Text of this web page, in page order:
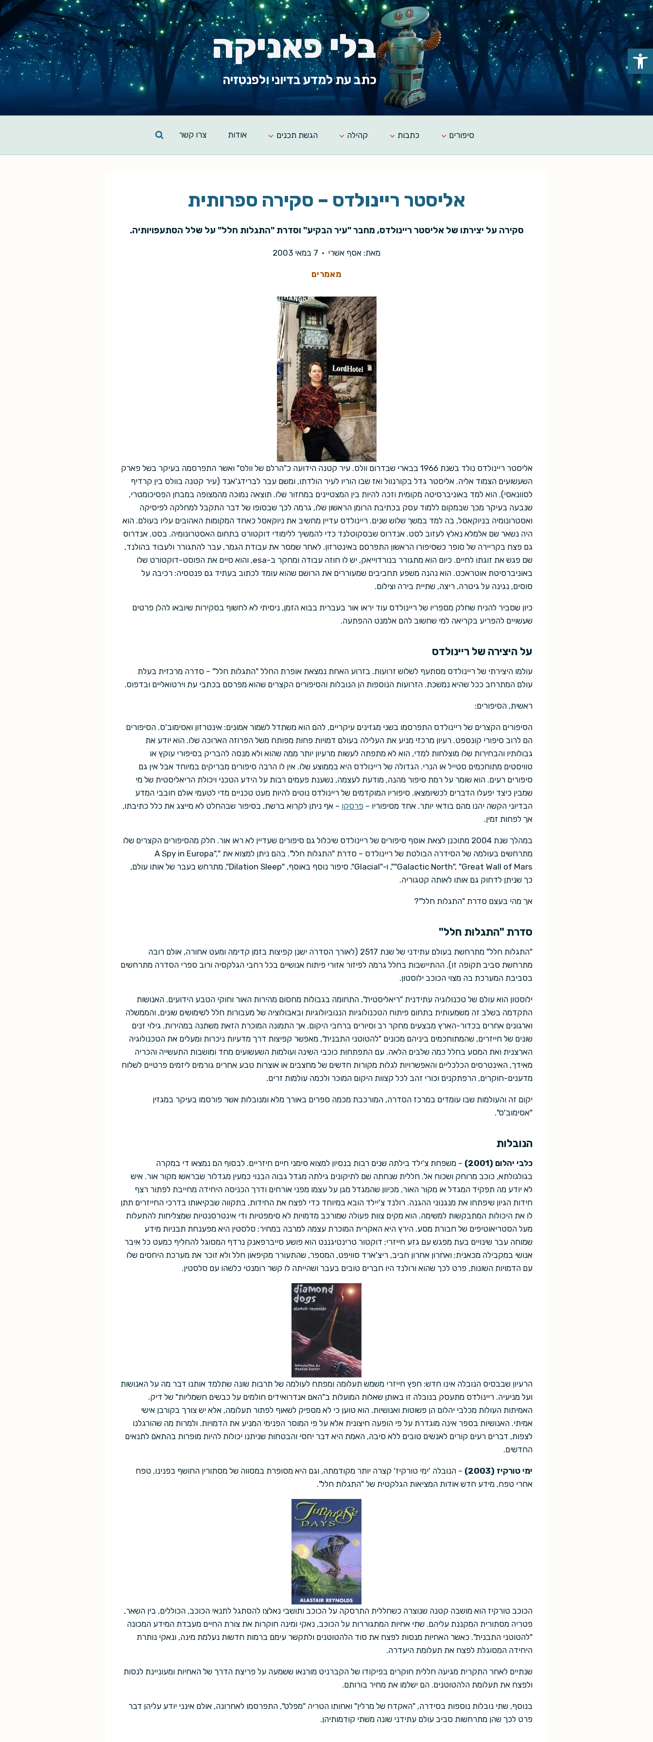
Skip
content
בלי פאניקה
כתב עת למדע בדיוני ולפנטזיה
סיפורים כתבות קהילה הגשת תכנים אודות צרו קשר
אליסטר ריינולדס – סקירה ספרותית
סקירה על יצירתו של אליסטר ריינולדס, מחבר "עיר הבקיע" וסדרת "התגלות חלל" על שלל הסתעפויותיה.
מאת: אסף אשרי 7 במאי 2003
מאמרים
אליסטר ריינולדס נולד בשנת 1966 בבארי שבדרום וולס. עיר קטנה הידועה כ"הרלם של וולס" ואשר התפרסמה בעיקר בשל פארק
השעשועים הצמוד אליה. אליסטר גדל בקורנוול ואז שבו הוריו לעיר הולדתו, ומשם עבר לברידג'אנד (עיר קטנה בוולס בין קרדיף
לסוונאסי). הוא למד באוניברסיטה מקומית וזכה להיות בין המצטיינים במחזור שלו. תוצאה נמוכה מהמצופה במבחן הפסיכומטרי,
שנבעה בעיקר מכך שבמקום ללמוד עסק בכתיבת הרומן הראשון שלו, גרמה לכך שבסופו של דבר התקבל למחלקה לפיסיקה
ואסטרונומיה בניוקאסל, בה למד במשך שלוש שנים. ריינולדס עדיין מחשיב את ניוקאסל כאחד המקומות האהובים עליו בעולם. הוא
היה נשאר שם אלמלא נאלץ לעזוב לסט. אנדרוס שבסקוטלנד כדי להמשיך ללימודי דוקטורט בתחום האסטרונומיה. בסט. אנדרוס
גם פצח בקריירה של סופר כשסיפורו הראשון התפרסם באינטרזון. לאחר שמסר את עבודת הגמר, עבר להתגורר ולעבוד בהולנד,
שם פגש את זוגתו לחיים. כיום הוא מתגורר בנורדוייאק, יש לו חוזה עבודה ומחקר ב-esa, והוא סיים את הפוסט-דוקטורט שלו
באוניברסיטת אוטראכט. הוא נהנה משפע תחביבים שמעוררים את הרושם שהוא עומד לכתוב בעתיד גם פנטסיה: רכיבה על
סוסים, נגינה על גיטרה, ריצה, שתיית בירה וצילום.
כיון שסביר להניח שחלק מספריו של ריינולדס עוד יראו אור בעברית בבוא הזמן, ניסיתי לא לחשוף בסקירות שיובאו להלן פרטים
שעשויים להפריע בקריאה למי שחשוב להם אלמנט ההפתעה.
על היצירה של ריינולדס
עולמו היצירתי של ריינולדס מסתעף לשלוש זרועות. בזרוע האחת נמצאת אופרת החלל "התגלות חלל" – סדרה מרכזית בעלת
עולם המתרחב ככל שהיא נמשכת. הזרועות הנוספות הן הנובלות והסיפורים הקצרים שהוא מפרסם בכתבי עת וירטואליים ובדפוס.
ראשית, הסיפורים:
הסיפורים הקצרים של ריינולדס התפרסמו בשני מגזינים עיקריים, להם הוא משתדל לשמור אמונים: אינטרזון ואסימוב'ס. הסיפורים
הם לרוב סיפורי קונספט. רעיון מרכזי מניע את העלילה בעולם דמויות פחות מפותח משל הפרוזה הארוכה שלו. הוא יודע את
גבולותיו והבחירות שלו מוצלחות למדי, הוא לא מתפתה לעשות מרעיון יותר ממה שהוא ולא מנסה להבריק בסיפורי עוקץ או
טוויסטים מתוחכמים סטייל או הנרי. הגדולה של ריינולדס היא בממוצע שלו. אין לו הרבה סיפורים מבריקים במיוחד אבל אין גם
סיפורים רעים. הוא שומר על רמת סיפור מהנה, מודעת לעצמה, נשענת פעמים רבות על הידע הטכני ויכולת הריאליסטית של מי
שמבין כיצד יפעלו הדברים לכשיומצאו. סיפוריו המוקדמים של ריינולדס נוטים להיות מעט טכניים מדי לטעמי אולם חובבי המדע
הבדיוני הקשה יהנו מהם בודאי יותר. אחד מסיפוריו – פרסקו – אף ניתן לקרוא ברשת, בסיפור שבהחלט לא מייצג את כלל כתיבתו,
אך לפחות זמין.
במהלך שנת 2004 מתוכנן לצאת אוסף סיפורים של ריינולדס שיכלול גם סיפורים שעדיין לא ראו אור. חלק מהסיפורים הקצרים שלו
מתרחשים בעולמה של הסידרה הבולטת של ריינולדס – סדרת "התגלות חלל". בהם ניתן למצוא את "A Spy in Europa",
"Galactic North", "Great Wall of Mars", ו-"Glacial". סיפור נוסף באוסף, "Dilation Sleep", מתרחש בעבר של אותו עולם,
כך שניתן לדחוק גם אותו לאותה קטגוריה.
אך מהי בעצם סדרת "התגלות חלל"?
סדרת "התגלות חלל"
"התגלות חלל" מתרחשת בעולם עתידני של שנת 2517 (לאורך הסדרה ישנן קפיצות בזמן קדימה ומעט אחורה, אולם רובה
מתרחשת סביב תקופה זו). ההתיישבות בחלל גרמה לפיזור אזורי פיתוח אנושיים בכל רחבי הגלקסיה ורוב ספרי הסדרה מתרחשים
בסביבת המערכת בה מצוי הכוכב ילוסטון.
ילוסטון הוא עולם של טכנולוגיה עתידנית "ריאליסטית", התחומה בגבולות מחסום מהירות האור וחוקי הטבע הידועים. האנושות
התקדמה בשלב זה משמעותית בתחום פיתוח הטכנולוגיות הננוביולוגיות ובאבולוציה של מעבורות חלל לשימושים שונים, והממשלה
וארגונים אחרים בכדור-הארץ מבצעים מחקר רב וסיורים ברחבי היקום. אך התמונה המוכרת הזאת משתנה במהירות. גילוי זנים
שונים של חייזרים, שהמתוחכמים ביניהם מכונים "להטוטני התבנית", מאפשר קפיצות דרך מדעיות ניכרות ומעלים את הטכנולוגיה
הארצנית ואת המסע בחלל כמה שלבים הלאה. עם התפתחות כוכבי השינה ועולמות השעשועים מחד ומושבות התעשייה והכריה
מאידך, האינטרסים הכלכליים והאפשרויות לגלות מקורות חדשים של מחצבים או אוצרות טבע אחרים גורמים ליזמים פרטיים לשלוח
מדענים-חוקרים, הרפתקנים וכורי זהב לכל קצוות היקום המוכר ולכמה עולמות זרים.
יקום זה והעולמות שבו עומדים במרכז הסדרה, המורכבת מכמה ספרים באורך מלא ומנובלות אשר פורסמו בעיקר במגזין
"אסימוב'ס".
הנובלות
כלבי יהלום (2001)
– משפחת צ'ילד בילתה שנים רבות בנסיון למצוא סימני חיים חיזריים. לבסוף הם נמצאו די במקרה
בגולגולתא, כוכב מרוחק ושכוח אל. חללית שנחתה שם לתיקונים גילתה מגדל גבוה הבנוי כמעין מגדלור שבראשו מקור אור. איש
לא יודע מה תפקיד המגדל או מקור האור, מכיוון שהמגדל מגן על עצמו מפני אורחים ודרך הכניסה היחידה מחייבת לפתור רצף
חידות הגיון שיפתחו את מנגנוני ההגנה. רולנד צ'יילד הובא במיוחד כדי לפצח את החידות, בתקווה שבקיאותו בדרכי החייזרים תתן
לו את היכולות המתבקשות למשימה. הוא מקים צוות פעולה שמורכב מדמויות לא סימפטיות ודי אינטרסנטיות שמצליחות להתעלות
מעל הסטריאוטיפים של חבורת מסע. הירץ היא האקרית המוכרת עצמה למרבה במחיר; סלסטין היא מפענחת תבניות מידע
שמוחה עבר שינויים בעת מפגש עם גזע חייזרי; דוקטור טרינטיגננט הוא פושע סייברפאנק נרדף המסוגל להחליף כמעט כל איבר
אנושי במקבילה מכאנית; ואחרון אחרון חביב, ריצ'ארד סוויפט, המספר, שהתעורר מקיפאון חלל ולא זוכר את מערכת היחסים שלו
עם הדמויות השונות, פרט לכך שהוא ורולנד היו חברים טובים בעבר ושהייתה לו קשר רומנטי כלשהו עם סלסטין.
הרעיון שבבסיס הנובלה אינו חדש: חפץ חייזרי משמש תעלומה ומפתח לעולמה של תרבות שונה שתלמד אותנו דבר מה על האנושות
ועל מניעיה. ריינולדס מתעסק בנובלה זו באותן שאלות המועלות ב"האם אנדרואידים חולמים על כבשים חשמליות" של דיק.
האמיתות העולות מכלבי יהלום הן פשוטות ואנושיות. הוא טוען כי לא מספיק לשאוף לפתור תעלומה, אלא יש צורך בקורבן אישי
אמיתי. האנושיות בספר אינה מוגדרת על פי הופעה חיצונית אלא על פי המוסר הפנימי המניע את הדמויות. ולמרות מה שהורגלנו
לצפות, דברים רעים קורים לאנשים טובים ללא סיבה, האמת היא דבר יחסי והבטחות שניתנו יכולות להיות מופרות בהתאם לתנאים
החדשים.
ימי טורקיז (2003)
– הנובלה 'ימי טורקיז' קצרה יותר מקודמתה, וגם היא מסופרת במסווה של מסתורין החושף בפנינו, טפח
אחרי טפח, מידע חדש אודות המציאות הגלקטית של "התגלות חלל".
הכוכב טורקיז הוא מושבה קטנה שנוצרה כשחללית התרסקה על הכוכב ותושבי נאלצו להסתגל לתנאי הכוכב, הכוללים, בין השאר,
פטריה מסתורית המקננת עליהם. שתי אחיות המתגוררות על הכוכב, נאקי ומינה חוקרות את צורת החיים מעבדת המידע המכונה
"להטוטני התבנית". כאשר האחיות מנסות לפצח את סוד הלהטוטנים ולתקשר עימם ברמות חדשות נעלמת מינה, ונאקי נותרת
היחידה המסוגלת לפצח את תעלומת היעדרה.
שנתיים לאחר התקרית מגיעה חללית חוקרים בפיקודו של הקברניט מורנאו ששמעה על פריצת הדרך של האחיות ומעוניינת לנסות
ולפצח את תעלומת הלהטוטנים. הם ישלמו את מחיר בורותם.
בנוסף, שתי נובלות נוספות בסידרה, "האקדח של מרלין" ואחותו הטריה "מפלט", התפרסמו לאחרונה, אולם אינני יודע עליהן דבר
פרט לכך שהן מתרחשות סביב עולם עתידני שונה משתי קודמותיהן.
פתח סרגל נגישות